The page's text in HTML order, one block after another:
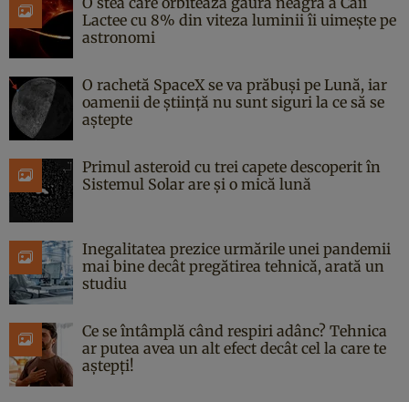
Lactee cu 8% din viteza luminii îi uimește pe
astronomi
O rachetă SpaceX se va prăbuși pe Lună, iar
oamenii de știință nu sunt siguri la ce să se
aștepte
Primul asteroid cu trei capete descoperit în
Sistemul Solar are și o mică lună
Inegalitatea prezice urmările unei pandemii
mai bine decât pregătirea tehnică, arată un
studiu
Ce se întâmplă când respiri adânc? Tehnica
ar putea avea un alt efect decât cel la care te
aștepți!